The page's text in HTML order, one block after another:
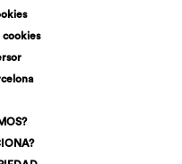
cookies